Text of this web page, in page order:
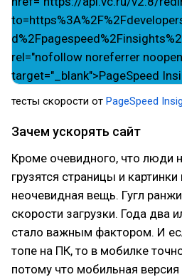
тесты скорости от PageSpeed
Зачем ускорять сайт
Кроме очевидного, что люди
грузятся страницы и
неочевидная вещь. Гугл
скорости загрузки. Года два
стало важным фактором. И
топе на ПК, то в мобилке
потому что мобильная версия